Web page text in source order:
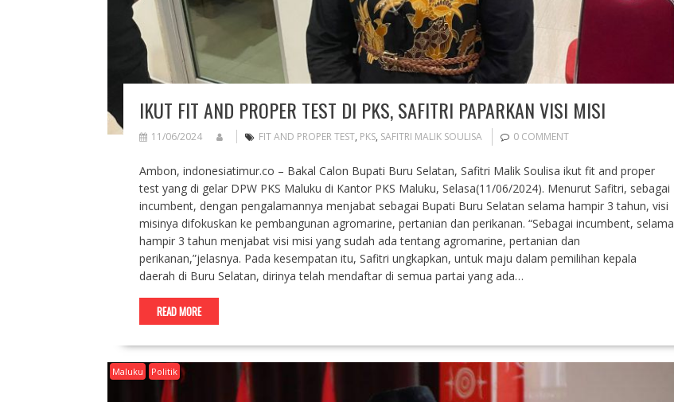
IKUT FIT AND PROPER TEST DI PKS, SAFITRI PAPARKAN VISI MISI
11/06/2024 FIT AND PROPER TEST, PKS, SAFITRI MALIK SOULISA 0 COMMENT
Ambon, indonesiatimur.co – Bakal Calon Bupati Buru Selatan, Safitri Malik Soulisa ikut fit and proper
test yang di gelar DPW PKS Maluku di Kantor PKS Maluku, Selasa(11/06/2024). Menurut Safitri, sebagai
incumbent, dengan pengalamannya menjabat sebagai Bupati Buru Selatan selama hampir 3 tahun, visi
misinya difokuskan ke pembangunan agromarine, pertanian dan perikanan. “Sebagai incumbent, selama
hampir 3 tahun menjabat visi misi yang sudah ada tentang agromarine, pertanian dan
perikanan,”jelasnya. Pada kesempatan itu, Safitri ungkapkan, untuk maju dalam pemilihan kepala
daerah di Buru Selatan, dirinya telah mendaftar di semua partai yang ada…
READ MORE
Maluku Politik